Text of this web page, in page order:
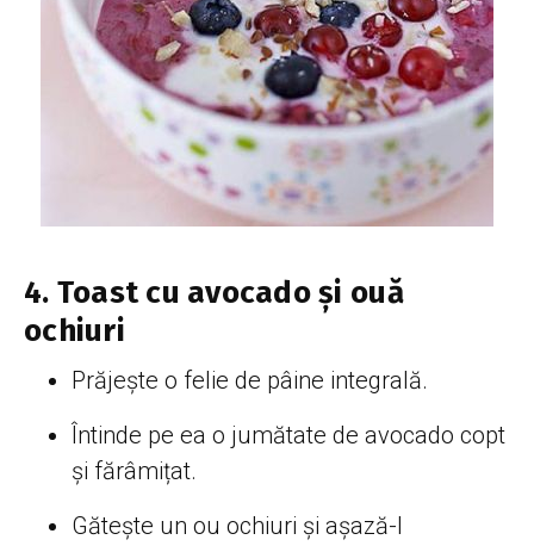
4. Toast cu avocado și ouă
ochiuri
Prăjește o felie de pâine integrală.
Întinde pe ea o jumătate de avocado copt
și fărâmițat.
Gătește un ou ochiuri și așază-l